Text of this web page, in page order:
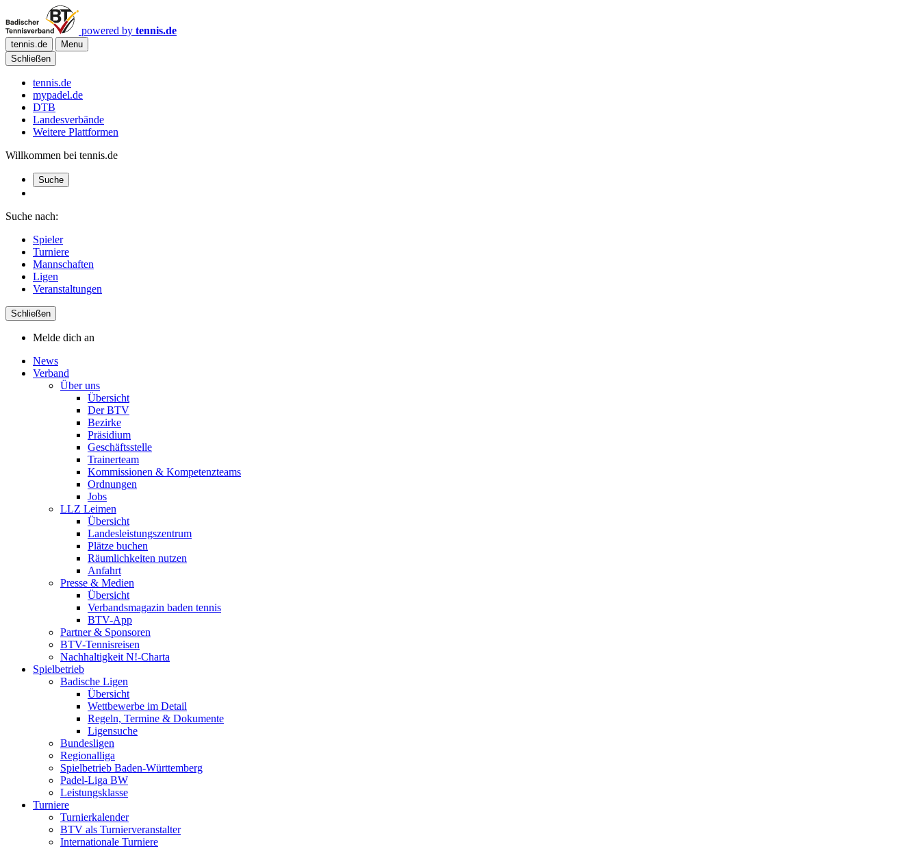
powered by tennis.de
tennis.de
Menu
Schließen
tennis.de
mypadel.de
DTB
Landesverbände
Weitere Plattformen
Willkommen bei tennis.de
Suche
Suche nach:
Spieler
Turniere
Mannschaften
Ligen
Veranstaltungen
Schließen
Melde dich an
News
Verband
Über uns
Übersicht
Der BTV
Bezirke
Präsidium
Geschäftsstelle
Trainerteam
Kommissionen & Kompetenzteams
Ordnungen
Jobs
LLZ Leimen
Übersicht
Landesleistungszentrum
Plätze buchen
Räumlichkeiten nutzen
Anfahrt
Presse & Medien
Übersicht
Verbandsmagazin baden tennis
BTV-App
Partner & Sponsoren
BTV-Tennisreisen
Nachhaltigkeit N!-Charta
Spielbetrieb
Badische Ligen
Übersicht
Wettbewerbe im Detail
Regeln, Termine & Dokumente
Ligensuche
Bundesligen
Regionalliga
Spielbetrieb Baden-Württemberg
Padel-Liga BW
Leistungsklasse
Turniere
Turnierkalender
BTV als Turnierveranstalter
Internationale Turniere